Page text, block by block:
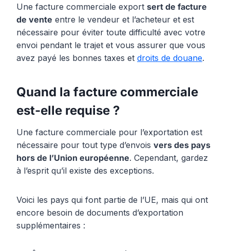
Une facture commerciale export sert de facture
de vente entre le vendeur et l’acheteur et est
nécessaire pour éviter toute difficulté avec votre
envoi pendant le trajet et vous assurer que vous
avez payé les bonnes taxes et droits de douane.
Quand la facture commerciale
est-elle requise ?
Une facture commerciale pour l’exportation est
nécessaire pour tout type d’envois vers des pays
hors de l’Union européenne. Cependant, gardez
à l’esprit qu’il existe des exceptions.
Voici les pays qui font partie de l’UE, mais qui ont
encore besoin de documents d’exportation
supplémentaires :